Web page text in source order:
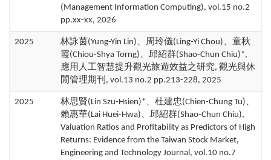
(Management Information Computing), vol.15 no.2
pp.xx-xx, 2026
2025
林詠茵(Yung-Yin Lin)、周玲儀(Ling-Yi Chou)、童秋
霞(Chiou-Shya Torng)、邱紹群(Shao-Chun Chiu)*,
應用人工智慧提升觀光旅遊效益之研究, 觀光與休
閒管理期刊, vol.13 no.2 pp.213-228, 2025
2025
林思賢(Lin Szu-Hsien)*、杜建忠(Chien-Chung Tu)、
賴惠華(Lai Huei-Hwa)、邱紹群(Shao-Chun Chiu),
Valuation Ratios and Profitability as Predictors of High
Returns: Evidence from the Taiwan Stock Market,
Engineering and Technology Journal, vol.10 no.7